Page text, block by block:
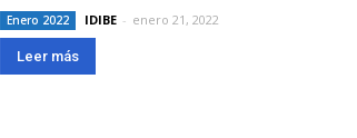
Enero 2022 IDIBE - enero 21, 2022
Leer más